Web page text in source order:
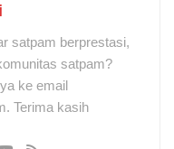
satpam berprestasi,
satpam?
ke email
Terima kasih